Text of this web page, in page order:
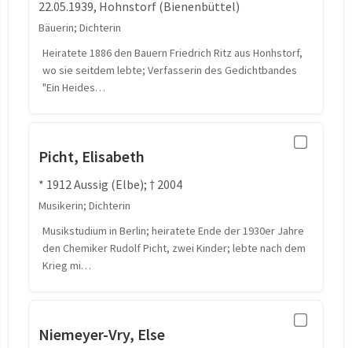
22.05.1939, Hohnstorf (Bienenbüttel)
Bäuerin; Dichterin
Heiratete 1886 den Bauern Friedrich Ritz aus Honhstorf,
wo sie seitdem lebte; Verfasserin des Gedichtbandes
"Ein Heides…
Picht, Elisabeth
* 1912 Aussig (Elbe); † 2004
Musikerin; Dichterin
Musikstudium in Berlin; heiratete Ende der 1930er Jahre
den Chemiker Rudolf Picht, zwei Kinder; lebte nach dem
Krieg mi…
Niemeyer-Vry, Else